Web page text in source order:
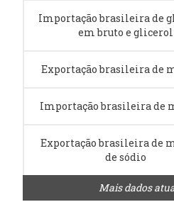
Importação brasileira de
em bruto e glicerol
Exportação brasileira de
Importação brasileira de
Exportação brasileira de
de sódio
Mais dados